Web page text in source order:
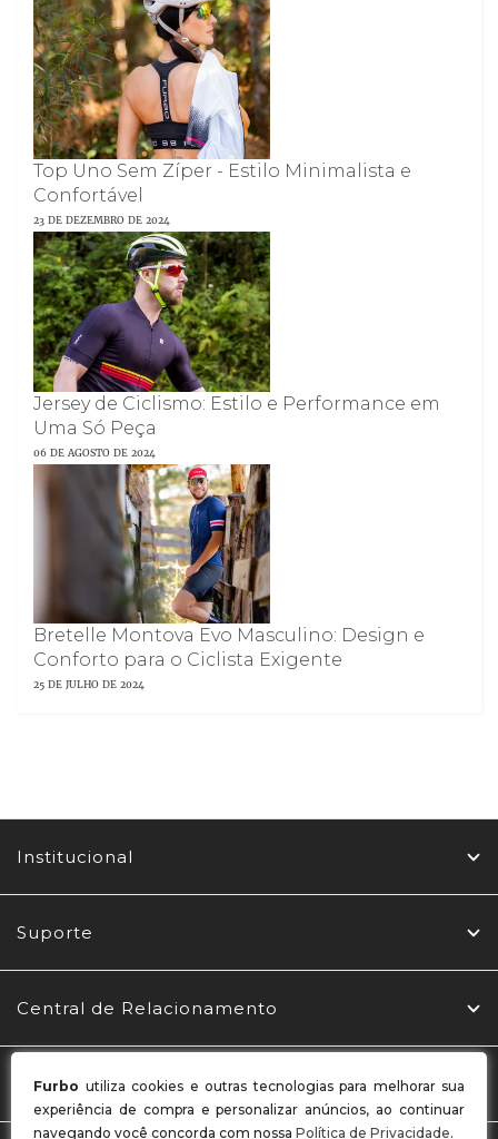
Furbo utiliza cookies e outras tecnologias para melhorar sua
experiência de compra e personalizar anúncios, ao continuar
navegando você concorda com nossa Política de Privacidade.
Top Uno Sem Zíper - Estilo Minimalista e
Confortável
23 DE DEZEMBRO DE 2024
Jersey de Ciclismo: Estilo e Performance em
Uma Só Peça
06 DE AGOSTO DE 2024
Bretelle Montova Evo Masculino: Design e
Conforto para o Ciclista Exigente
25 DE JULHO DE 2024
Institucional
Suporte
Central de Relacionamento
Redes Sociais